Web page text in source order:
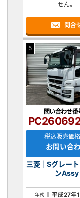
せん。
問合
5
問い合わせ番
税込販売価格
お問い合
三菱｜Sグレー
ンAssy
年式 平成27年